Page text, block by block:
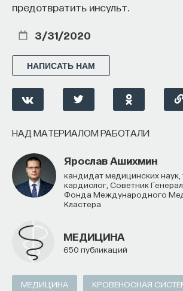
предотвратить инсульт.
3/31/2020
НАПИСАТЬ НАМ
НАД МАТЕРИАЛОМ РАБОТАЛИ
Ярослав Ашихмин
кандидат медицинских наук, терапевт,
кардиолог, Советник
Фонда Международного
Кластера
МЕДИЦИНА
650 публикаций
МЕДИЦИНА КРОВЕНОСНАЯ